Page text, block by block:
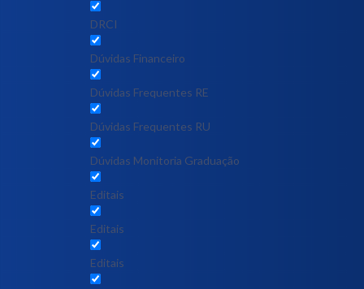
DRCI
Dúvidas Financeiro
Dúvidas Frequentes RE
Dúvidas Frequentes RU
Dúvidas Monitoria Graduação
Editais
Editais
Editais